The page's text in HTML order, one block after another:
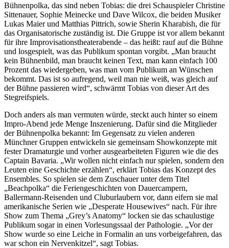
Bühnenpolka, das sind neben Tobias: die drei Schauspieler Christine
Sittenauer, Sophie Meinecke und Dave Wilcox, die beiden Musiker
Lukas Maier und Matthias Pittrich, sowie Sherin Kharabish, die für
das Organisatorische zuständig ist. Die Gruppe ist vor allem bekannt
für ihre Improvisationstheaterabende – das heißt: rauf auf die Bühne
und losgespielt, was das Publikum spontan vorgibt. „Man braucht
kein Bühnenbild, man braucht keinen Text, man kann einfach 100
Prozent das wiedergeben, was man vom Publikum an Wünschen
bekommt. Das ist so aufregend, weil man nie weiß, was gleich auf
der Bühne passieren wird“, schwärmt Tobias von dieser Art des
Stegreifspiels.
Doch anders als man vermuten würde, steckt auch hinter so einem
Impro-Abend jede Menge Inszenierung. Dafür sind die Mitglieder
der Bühnenpolka bekannt: Im Gegensatz zu vielen anderen
Münchner Gruppen entwickeln sie gemeinsam Showkonzepte mit
fester Dramaturgie und vorher ausgearbeiteten Figuren wie die des
Captain Bavaria. „Wir wollen nicht einfach nur spielen, sondern den
Leuten eine Geschichte erzählen“, erklärt Tobias das Konzept des
Ensembles. So spielen sie dem Zuschauer unter dem Titel
„Beachpolka“ die Feriengeschichten von Dauercampern,
Ballermann-Reisenden und Cluburlaubern vor, dann eifern sie mal
amerikanische Serien wie „Desperate Housewives“ nach. Für ihre
Show zum Thema „Grey’s Anatomy“ locken sie das schaulustige
Publikum sogar in einen Vorlesungssaal der Pathologie. „Vor der
Show wurde so eine Leiche in Formalin an uns vorbeigefahren, das
war schon ein Nervenkitzel“, sagt Tobias.